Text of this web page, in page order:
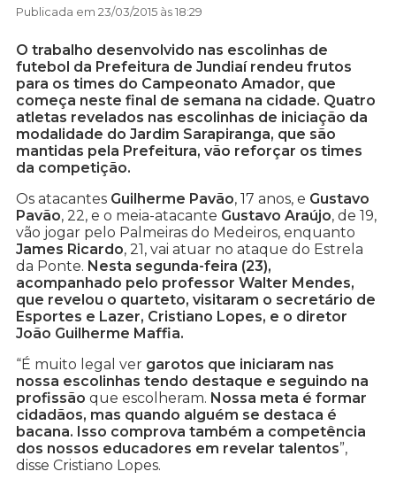
Publicada em 23/03/2015 às 18:29
O trabalho desenvolvido nas escolinhas de
futebol da Prefeitura de Jundiaí rendeu frutos
para os times do Campeonato Amador, que
começa neste final de semana na cidade. Quatro
atletas revelados nas escolinhas de iniciação da
modalidade do Jardim Sarapiranga, que são
mantidas pela Prefeitura, vão reforçar os times
da competição.
Os atacantes Guilherme Pavão, 17 anos, e Gustavo
Pavão, 22, e o meia-atacante Gustavo Araújo, de 19,
vão jogar pelo Palmeiras do Medeiros, enquanto
James Ricardo, 21, vai atuar no ataque do Estrela
da Ponte. Nesta segunda-feira (23),
acompanhado pelo professor Walter Mendes,
que revelou o quarteto, visitaram o secretário de
Esportes e Lazer, Cristiano Lopes, e o diretor
João Guilherme Maffia.
“É muito legal ver garotos que iniciaram nas
nossa escolinhas tendo destaque e seguindo na
profissão que escolheram. Nossa meta é formar
cidadãos, mas quando alguém se destaca é
bacana. Isso comprova também a competência
dos nossos educadores em revelar talentos”,
disse Cristiano Lopes.